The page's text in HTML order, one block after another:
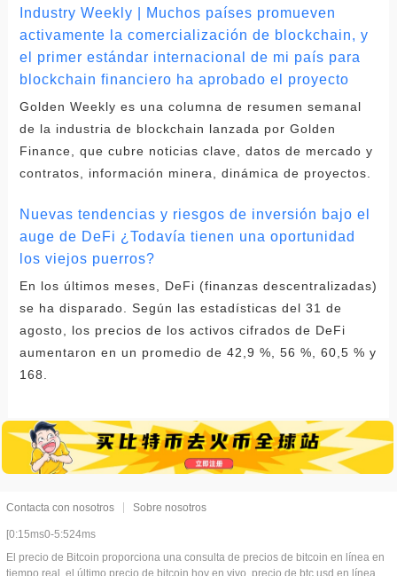
Industry Weekly | Muchos países promueven
activamente la comercialización de blockchain, y
el primer estándar internacional de mi país para
blockchain financiero ha aprobado el proyecto
Golden Weekly es una columna de resumen semanal
de la industria de blockchain lanzada por Golden
Finance, que cubre noticias clave, datos de mercado y
contratos, información minera, dinámica de proyectos.
Nuevas tendencias y riesgos de inversión bajo el
auge de DeFi ¿Todavía tienen una oportunidad
los viejos puerros?
En los últimos meses, DeFi (finanzas descentralizadas)
se ha disparado. Según las estadísticas del 31 de
agosto, los precios de los activos cifrados de DeFi
aumentaron en un promedio de 42,9 %, 56 %, 60,5 % y
168.
Contacta con nosotros Sobre nosotros
[0:15ms0-5:524ms
El precio de Bitcoin proporciona una consulta de precios de bitcoin en línea en
tiempo real, el último precio de bitcoin hoy en vivo, precio de btc usd en línea,